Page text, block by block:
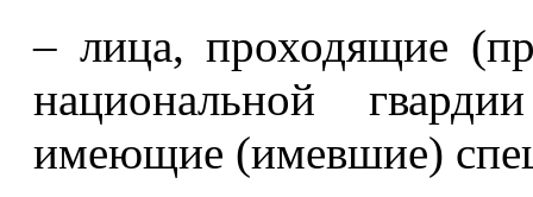
– лица, проходящие
национальной
имеющие (имевшие)